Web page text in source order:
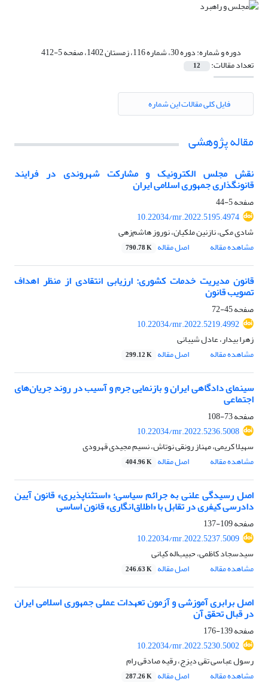
دوره و شماره:دوره 30، شماره 116، زمستان 1402، صفحه 5-412
تعداد مقالات: 12
فایل کلی مقالات این شماره
مقاله پژوهشی
نقش مجلس الکترونیک و مشارکت شهروندی در فرایند
قانونگذاری جمهوری اسلامی ایران
صفحه5-44
10.22034/mr.2022.5195.4974
شادی مکی، نازنین ملکیان، نوروز هاشم‌زهی
مشاهده مقاله
اصل مقاله 790.78 K
قانون مدیریت خدمات کشوری: ارزیابی انتقادی از منظر اهداف
تصویب قانون
صفحه45-72
10.22034/mr.2022.5219.4992
زهرا بیدار، عادل شیبانی
مشاهده مقاله
اصل مقاله 299.12 K
سینمای دادگاهی ایران و بازنمایی جرم و آسیب در روند جریان‌های
اجتماعی
صفحه73-108
10.22034/mr.2022.5236.5008
سهیلا کریمی، مهناز رونقی نوتاش، نسیم مجیدی قهرودی
مشاهده مقاله
اصل مقاله 404.96 K
اصل رسیدگی علنی به جرائم سیاسی؛ «استثناپذیری» قانون آیین
دادرسی کیفری در تقابل با «اطلاق‌انگاری» قانون اساسی
صفحه109-137
10.22034/mr.2022.5237.5009
سیدسجاد کاظمی، حبیب‌اله کیانی
مشاهده مقاله
اصل مقاله 246.63 K
اصل برابری آموزشی و آزمون تعهدات عملی جمهوری اسلامی ایران
در قبال تحقق آن
صفحه139-176
10.22034/mr.2022.5230.5002
رسول عباسی تقی دیزج، رقیه صادقی رام
مشاهده مقاله
اصل مقاله 287.26 K